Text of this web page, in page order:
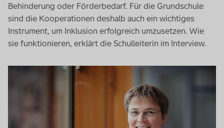
Behinderung oder Förderbedarf. Für die Grundschule
sind die Kooperationen deshalb auch ein wichtiges
Instrument, um Inklusion erfolgreich umzusetzen. Wie
sie funktionieren, erklärt die Schulleiterin im Interview.